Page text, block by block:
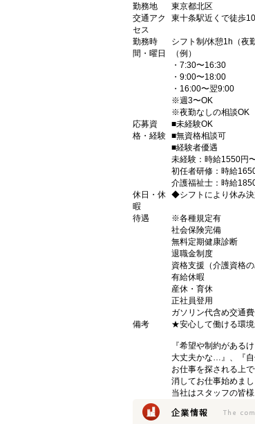
勤務地
東京都北区
交通アク
セス
東十条駅近くで徒歩
勤務時
間・曜日
シフト制/休憩1h（夜
（例）
・7:30〜16:30
・9:00〜18:00
・16:00〜翌9:00
※週3〜OK
※夜勤なしの相談OK
応募資
格・経験
■未経験OK
■無資格相談可
■経験者優遇
未経験：時給1550円
初任者研修：時給
介護福祉士：時給
休日・休
暇
◆シフトにより休み決
待遇
※各種規定有
社会保険完備
無料定期健康診断
退職金制度
資格支援（介護資格の
有給休暇
産休・育休
正社員登用
ガソリン代含め交通
備考
★安心して働ける環
『希望や制約がある
大丈夫かな…』、『自
お仕事を探される上
消してお仕事始めま
当社はスタッフの皆